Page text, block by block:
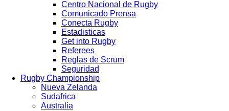
Centro Nacional de Rugby
Comunicado Prensa
Conecta Rugby
Estadisticas
Get into Rugby
Referees
Reglas de Scrum
Seguridad
Rugby Championship
Nueva Zelanda
Sudafrica
Australia